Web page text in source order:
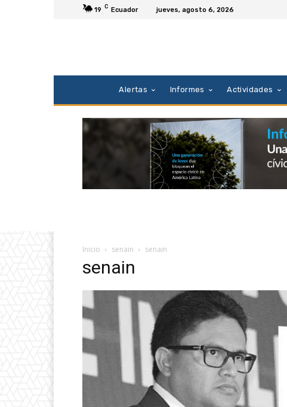
19 C Ecuador jueves, agosto 6, 2026
Alertas Informes Actividades
Inicio senain senain
senain